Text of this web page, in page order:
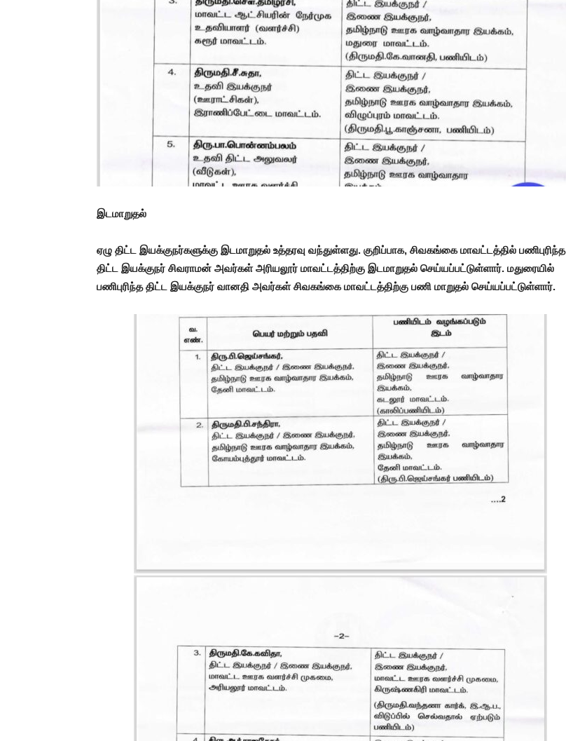
இடமாறுதல்
ஏழு திட்ட இயக்குநர்களுக்கு இடமாறுதல் உத்தரவு வந்துள்ளது. குறிப்பாக, சிவகங்கை மாவட்டத்தில் பணிபுரிந்த
திட்ட இயக்குநர் சிவராமன் அவர்கள் அரியலூர் மாவட்டத்திற்கு இடமாறுதல் செய்யப்பட்டுள்ளார். மதுரையில்
பணிபுரிந்த திட்ட இயக்குநர் வானதி அவர்கள் சிவகங்கை மாவட்டத்திற்கு பணி மாறுதல் செய்யப்பட்டுள்ளார்.